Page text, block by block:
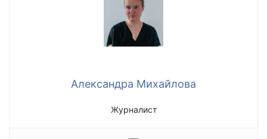
Александра Михайлова
Журналист